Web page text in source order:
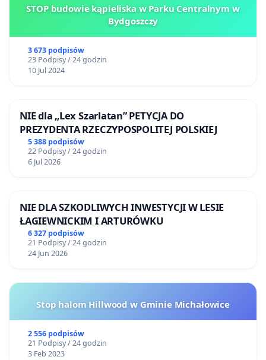
STOP budowie kąpieliska w Parku Centralnym w
Bydgoszczy
3 673 podpisów
23 Podpisy / 24 godzin
10 Jul 2024
NIE dla „Lex Szarlatan” PETYCJA DO
PREZYDENTA RZECZYPOSPOLITEJ POLSKIEJ
5 388 podpisów
22 Podpisy / 24 godzin
6 Jul 2026
NIE DLA SZKODLIWYCH INWESTYCJI W LESIE
ŁAGIEWNICKIM I ARTURÓWKU
6 327 podpisów
21 Podpisy / 24 godzin
24 Jun 2026
Stop halom Hillwood w Gminie Michałowice
2 556 podpisów
21 Podpisy / 24 godzin
3 Feb 2023